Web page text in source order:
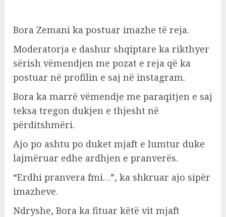
Bora Zemani ka postuar imazhe të reja.
Moderatorja e dashur shqiptare ka rikthyer
sërish vëmendjen me pozat e reja që ka
postuar në profilin e saj në instagram.
Bora ka marrë vëmendje me paraqitjen e saj
teksa tregon dukjen e thjesht në
përditshmëri.
Ajo po ashtu po duket mjaft e lumtur duke
lajmëruar edhe ardhjen e pranverës.
“Erdhi pranvera fmi…”, ka shkruar ajo sipër
imazheve.
Ndryshe, Bora ka fituar këtë vit mjaft